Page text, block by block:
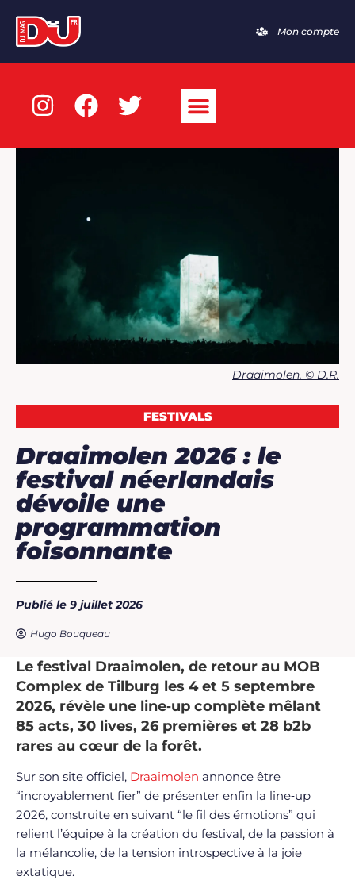
Mon compte
Draaimolen. © D.R.
FESTIVALS
Draaimolen 2026 : le
festival néerlandais
dévoile une
programmation
foisonnante
Publié le 9 juillet 2026
Hugo Bouqueau
Le festival Draaimolen, de retour au MOB
Complex de Tilburg les 4 et 5 septembre
2026, révèle une line‑up complète mêlant
85 acts, 30 lives, 26 premières et 28 b2b
rares au cœur de la forêt.
Sur son site officiel, Draaimolen annonce être
“incroyablement fier” de présenter enfin la line‑up
2026, construite en suivant “le fil des émotions” qui
relient l’équipe à la création du festival, de la passion à
la mélancolie, de la tension introspective à la joie
extatique.